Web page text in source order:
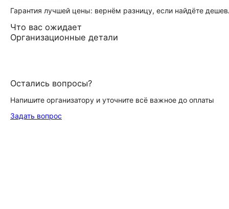
Гарантия лучшей цены: вернём разницу, если найдёте
Что вас ожидает
Организационные детали
Остались вопросы?
Напишите организатору и уточните всё важное до оплаты
Задать вопрос